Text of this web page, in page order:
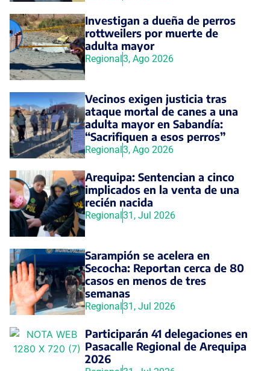
Investigan a dueña de perros
rottweilers por muerte de
adulta mayor
Regional3, Ago 2026
Vecinos exigen justicia tras
ataque mortal de canes a una
adulta mayor en Sabandía:
“Sacrifiquen a esos perros”
Regional3, Ago 2026
Arequipa: Sentencian a cinco
implicados en la venta de una
recién nacida
Regional31, Jul 2026
Sarampión se acelera en
Secocha: Reportan cerca de 80
casos en menos de tres
semanas
Regional31, Jul 2026
Participarán 41 delegaciones en
Pasacalle Regional de Arequipa
2026